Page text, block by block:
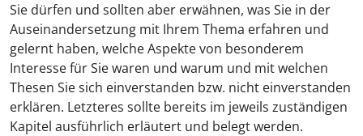
Sie dürfen und sollten aber erwähnen, was Sie in der
Auseinandersetzung mit Ihrem Thema erfahren und
gelernt haben, welche Aspekte von besonderem
Interesse für Sie waren und warum und mit welchen
Thesen Sie sich einverstanden bzw. nicht einverstanden
erklären. Letzteres sollte bereits im jeweils zuständigen
Kapitel ausführlich erläutert und belegt werden.